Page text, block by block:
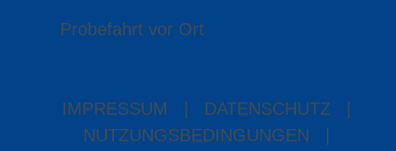
Probefahrt vor Ort
IMPRESSUM DATENSCHUTZ
NUTZUNGSBEDINGUNGEN